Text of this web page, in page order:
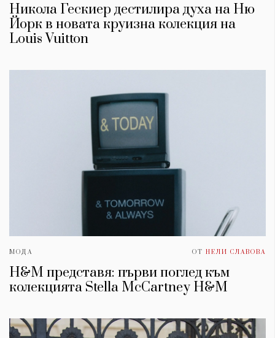
Никола Гескиер дестилира духа на Ню
Йорк в новата круизна колекция на
Louis Vuitton
МОДА ОТ НЕЛИ СЛАВОВА
H&M представя: първи поглед към
колекцията Stella McCartney H&M